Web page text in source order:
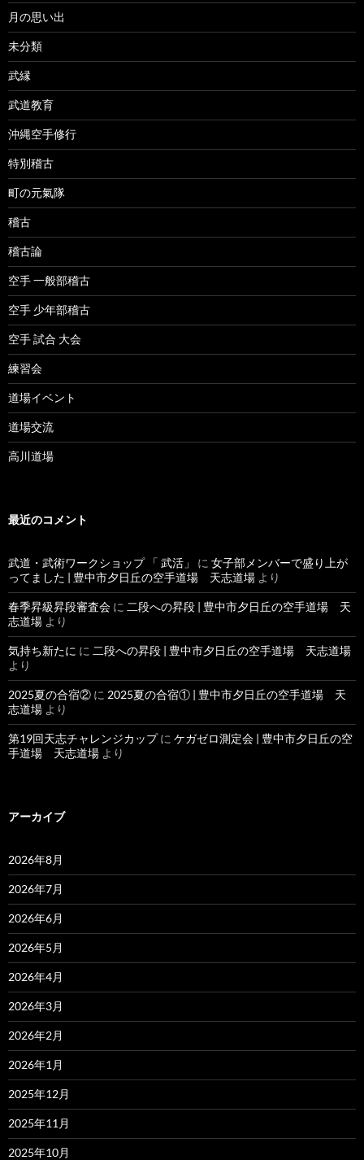
月の思い出
未分類
武縁
武道教育
沖縄空手修行
特別稽古
町の元氣隊
稽古
稽古論
空手 一般部稽古
空手 少年部稽古
空手 試合 大会
練習会
道場イベント
道場交流
高川道場
最近のコメント
武道・武術ワークショップ 「 武活」 に 女子部メンバーで盛り上が
ってました | 豊中市夕日丘の空手道場 天志道場 より
春季昇級昇段審査会 に 二段への昇段 | 豊中市夕日丘の空手道場 天
志道場 より
気持ち新たに に 二段への昇段 | 豊中市夕日丘の空手道場 天志道場
より
2025夏の合宿② に 2025夏の合宿① | 豊中市夕日丘の空手道場 天
志道場 より
第19回天志チャレンジカップに ケガゼロ測定会 | 豊中市夕日丘の空
手道場 天志道場 より
アーカイブ
2026年8月
2026年7月
2026年6月
2026年5月
2026年4月
2026年3月
2026年2月
2026年1月
2025年12月
2025年11月
2025年10月